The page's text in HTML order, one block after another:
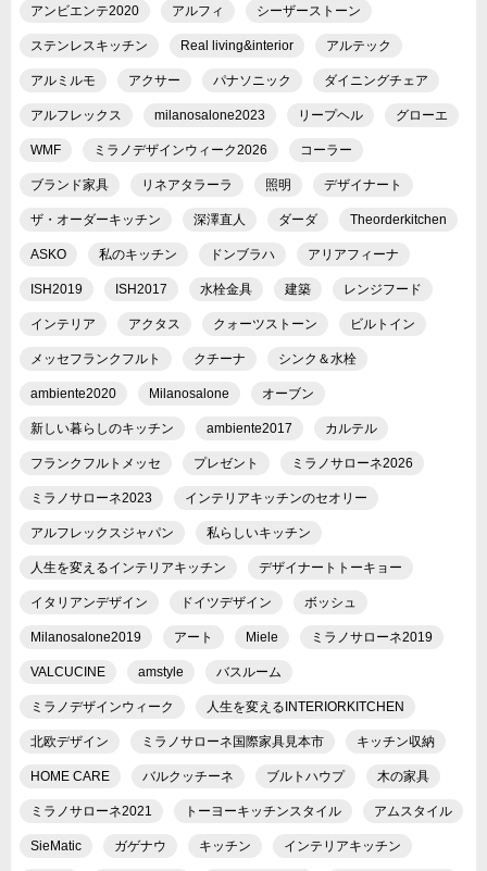
アンビエンテ2020 アルフィ シーザーストーン
ステンレスキッチン Real living&interior アルテック
アルミルモ アクサー パナソニック ダイニングチェア
アルフレックス milanosalone2023 リープヘル グローエ
WMF ミラノデザインウィーク2026 コーラー
ブランド家具 リネアタラーラ 照明 デザイナート
ザ・オーダーキッチン 深澤直人 ダーダ Theorderkitchen
ASKO 私のキッチン ドンブラハ アリアフィーナ
ISH2019 ISH2017 水栓金具 建築 レンジフード
インテリア アクタス クォーツストーン ビルトイン
メッセフランクフルト クチーナ シンク＆水栓
ambiente2020 Milanosalone オーブン
新しい暮らしのキッチン ambiente2017 カルテル
フランクフルトメッセ プレゼント ミラノサローネ2026
ミラノサローネ2023 インテリアキッチンのセオリー
アルフレックスジャパン 私らしいキッチン
人生を変えるインテリアキッチン デザイナートトーキョー
イタリアンデザイン ドイツデザイン ボッシュ
Milanosalone2019 アート Miele ミラノサローネ2019
VALCUCINE amstyle バスルーム
ミラノデザインウィーク 人生を変えるINTERIORKITCHEN
北欧デザイン ミラノサローネ国際家具見本市 キッチン収納
HOME CARE バルクッチーネ ブルトハウプ 木の家具
ミラノサローネ2021 トーヨーキッチンスタイル アムスタイル
SieMatic ガゲナウ キッチン インテリアキッチン